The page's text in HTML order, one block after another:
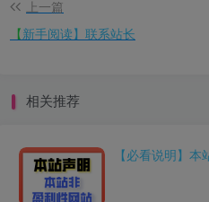
上一篇
【新手阅读】联系站长
相关推荐
【必看说明】本